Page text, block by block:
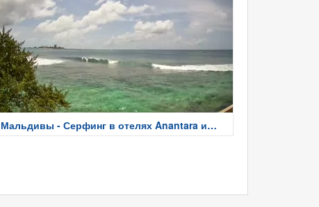
Мальдивы - Серфинг в отелях Anantara и
Marina Isla